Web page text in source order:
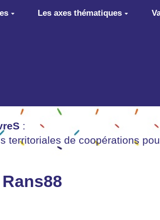
Les axes thématiques
:
territoriales de coopérations